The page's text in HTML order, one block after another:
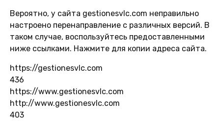
Вероятно, у сайта gestionesvlc.com неправильно
настроено перенаправление с различных версий. В
таком случае, воспользуйтесь предоставленными
ниже ссылками. Нажмите для копии адреса сайта.
https://gestionesvlc.com
436
https://www.gestionesvlc.com
http://www.gestionesvlc.com
403